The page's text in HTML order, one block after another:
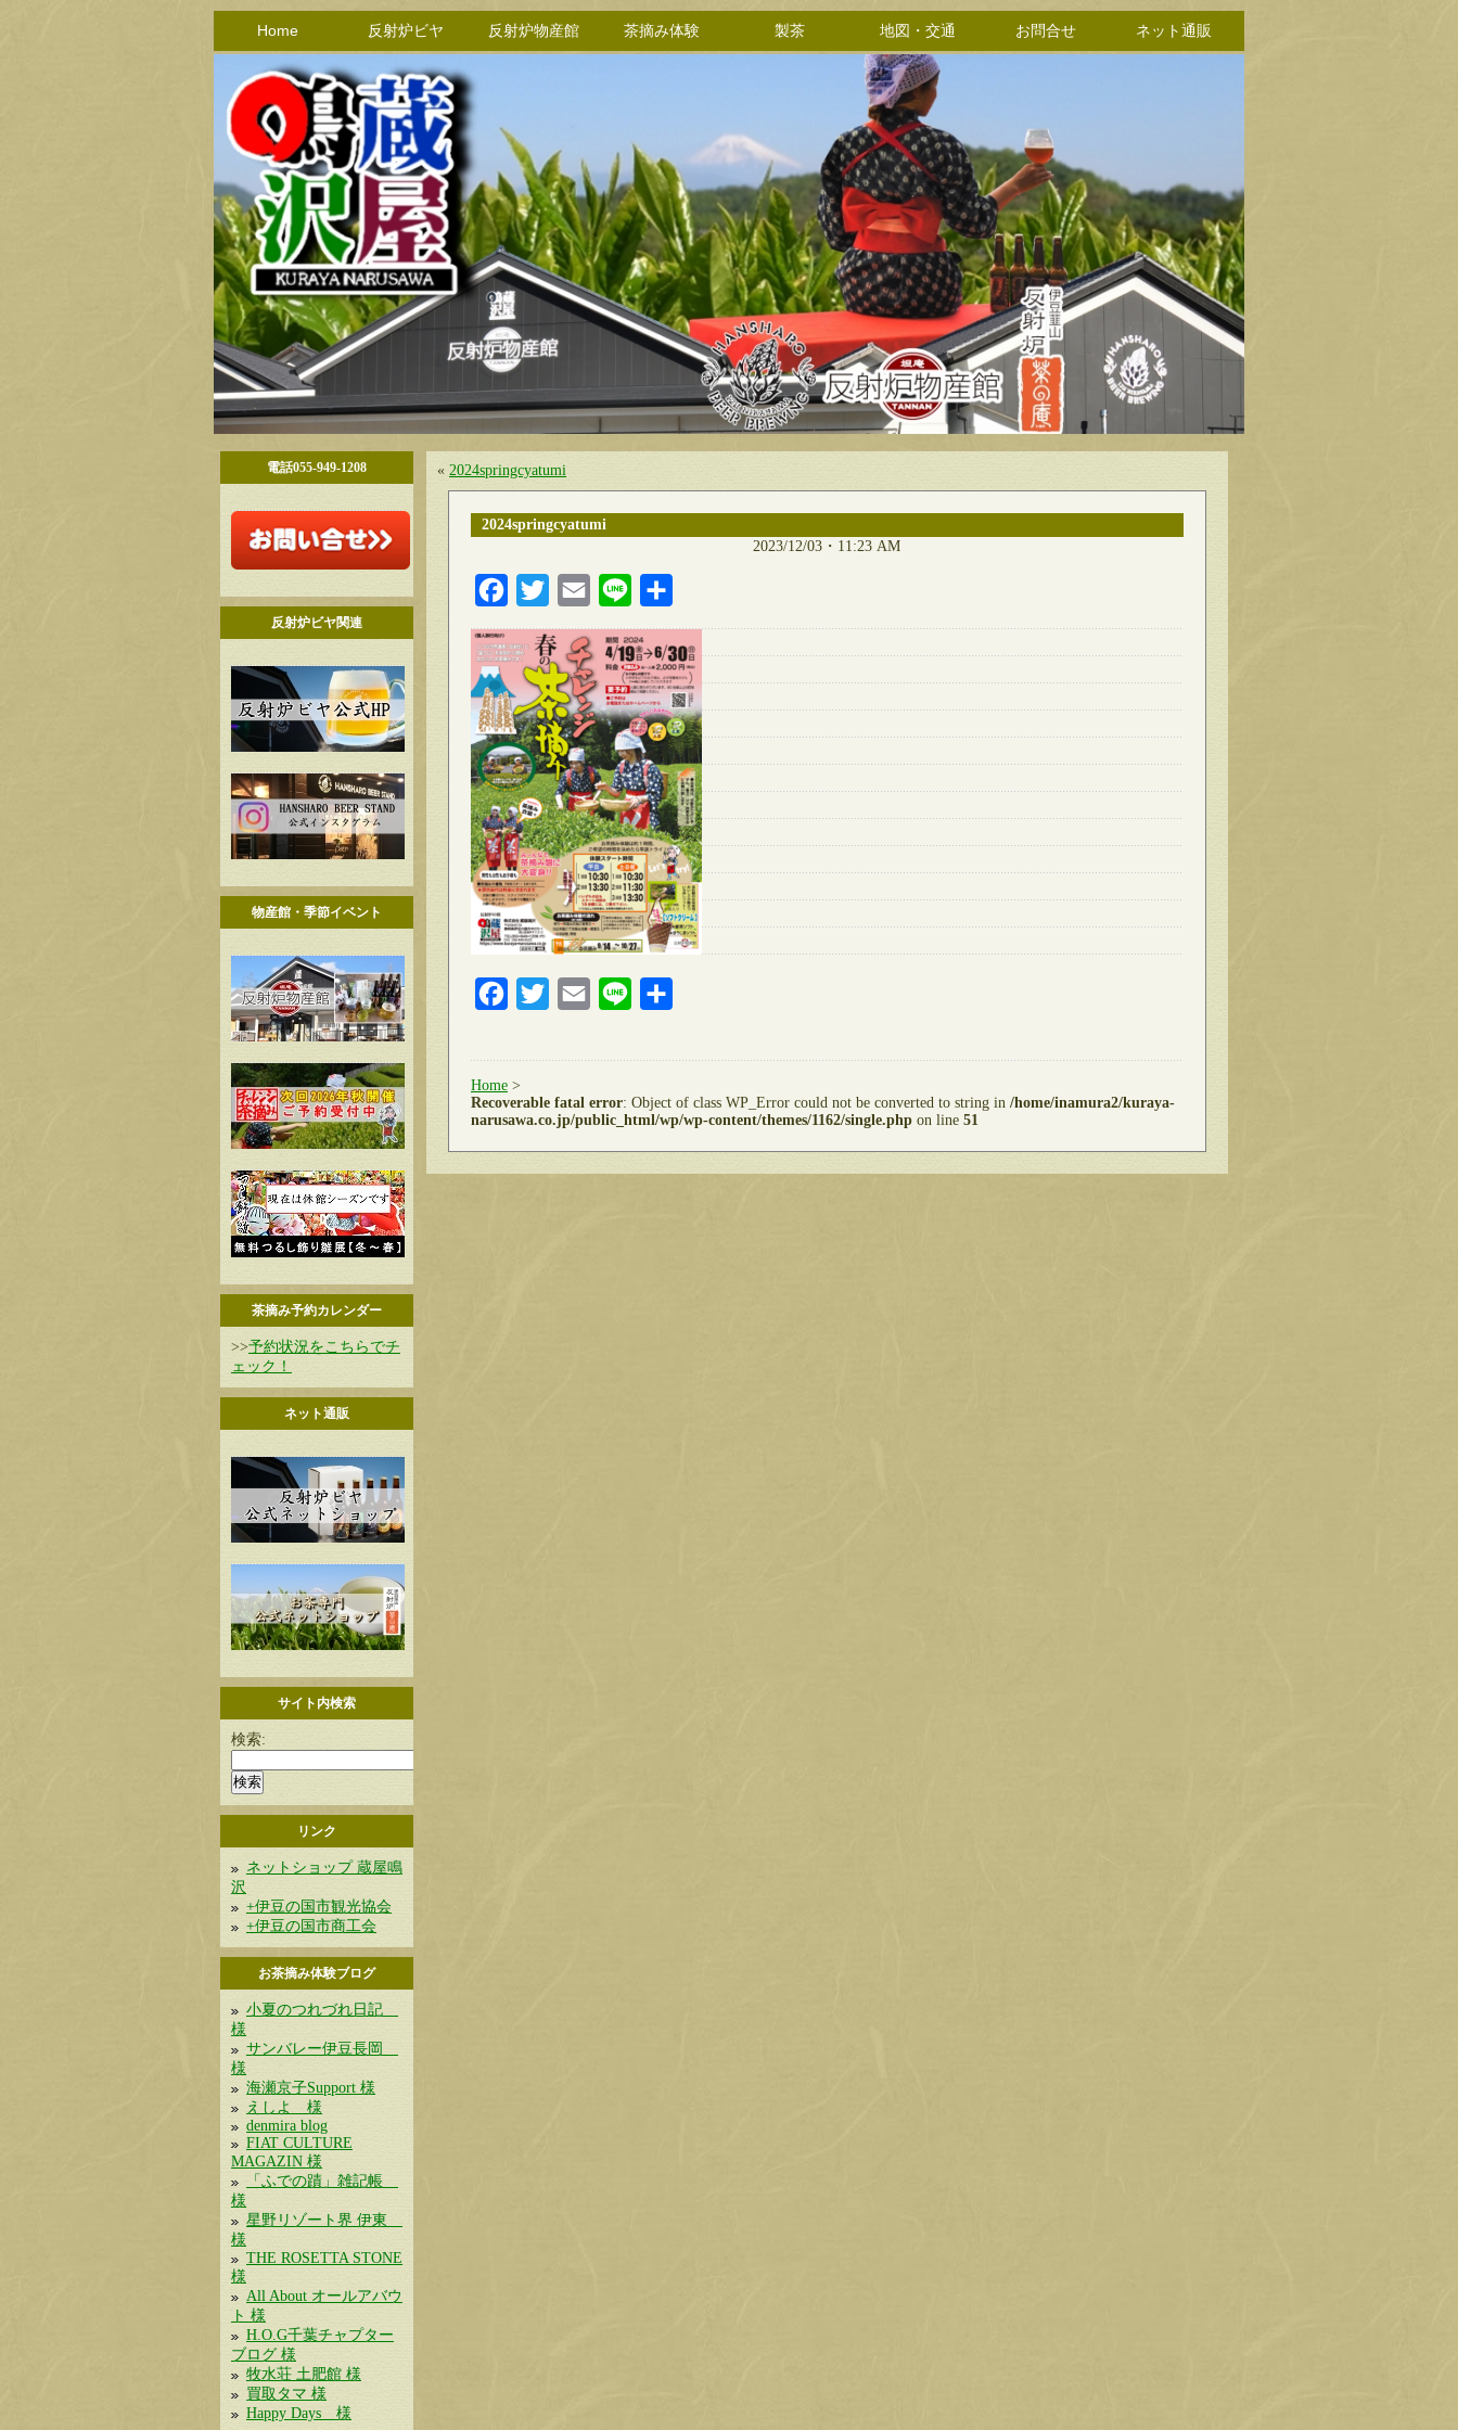
Home 反射炉ビヤ 反射炉物産館 茶摘み体験 製茶 地図・交通 お問合せ ネット通販
電話055-949-1208
反射炉ビヤ関連
物産館・季節イベント
茶摘み予約カレンダー
>>予約状況をこちらでチ
ェック！
ネット通販
サイト内検索
検索:
リンク
ネットショップ 蔵屋鳴
沢
+伊豆の国市観光協会
+伊豆の国市商工会
お茶摘み体験ブログ
小夏のつれづれ日記
様
サンバレー伊豆長岡
様
海瀬京子Support 様
えしよ 様
denmira blog
FIAT CULTURE
MAGAZIN 様
「ふでの蹟」雑記帳
様
星野リゾート界 伊東
様
THE ROSETTA STONE
様
All About オールアバウ
ト 様
H.O.G千葉チャプター
ブログ 様
牧水荘 土肥館 様
買取タマ 様
Happy Days 様
« 2024springcyatumi
2024springcyatumi
2023/12/03・11:23 AM
FacebookTwitter Email Line
FacebookTwitter Email Line
Home >
Recoverable fatal error: Object of class WP_Error could not be converted to string in /home/inamura2/kuraya-
narusawa.co.jp/public_html/wp/wp-content/themes/1162/single.php on line 51